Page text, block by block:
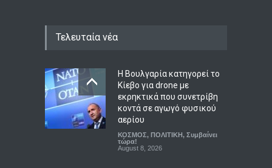
Τελευταία νέα
Η Βουλγαρία κατηγορεί το
Κίεβο για drone με
εκρηκτικά που συνετρίβη
κοντά σε αγωγό φυσικού
αερίου
ΚΟΣΜΟΣ, ΠΟΛΙΤΙΚΗ, Συμβαίνει
τώρα!
August 8, 2026